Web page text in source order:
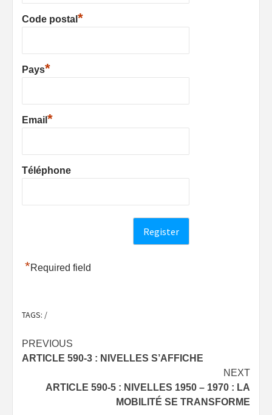
Code postal *
Pays*
Email *
Téléphone
*Required field
TAGS: /
Post
navigation
PREVIOUS
ARTICLE 590-3 : NIVELLES S’AFFICHE
NEXT
ARTICLE 590-5 : NIVELLES 1950 – 1970 : LA
MOBILITÉ SE TRANSFORME